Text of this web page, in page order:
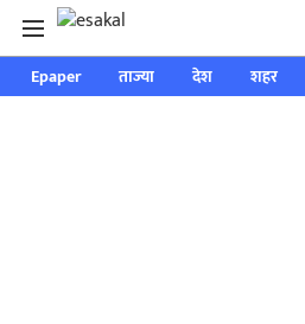
Epaper ताज्या देश शहर